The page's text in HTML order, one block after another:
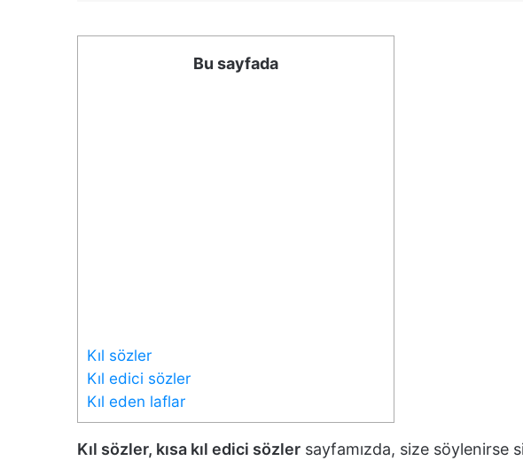
Bu sayfada
Kıl sözler
Kıl edici sözler
Kıl eden laflar
Kıl sözler, kısa kıl edici sözler sayfamızda, size söylenirse